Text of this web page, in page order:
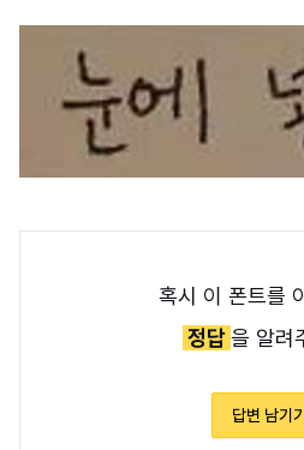
혹시 이 폰트를
정답을 알려
답변 남기